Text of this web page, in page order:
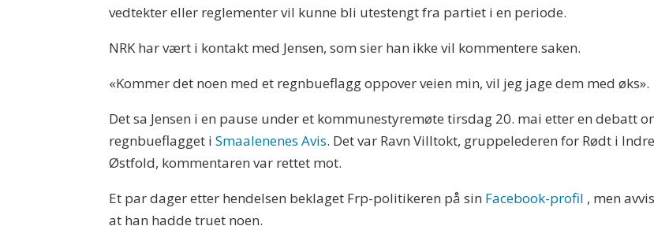
vedtekter eller reglementer vil kunne bli utestengt fra partiet i en periode.
NRK har vært i kontakt med Jensen, som sier han ikke vil kommentere saken.
«Kommer det noen med et regnbueflagg oppover veien min, vil jeg jage dem med øks».
Det sa Jensen i en pause under et kommunestyremøte tirsdag 20. mai etter en debatt
regnbueflagget i Smaalenenes Avis. Det var Ravn Villtokt, gruppelederen for Rødt i Indre
Østfold, kommentaren var rettet mot.
Et par dager etter hendelsen beklaget Frp-politikeren på sin Facebook-profil , men
at han hadde truet noen.